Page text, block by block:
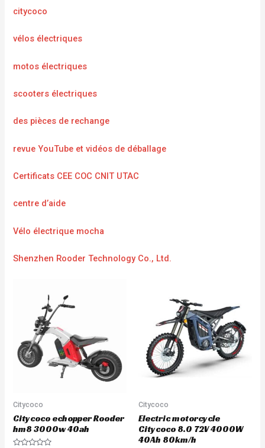
citycoco
vélos électriques
motos électriques
scooters électriques
des pièces de rechange
revue YouTube et vidéos de déballage
Certificats CEE COC CNIT UTAC
centre d’aide
Vélo électrique mocha
Shenzhen Rooder Technology Co., Ltd.
Citycoco
Citycoco echopper Rooder
hm8 3000w 40ah
Citycoco
Electric motorcycle
Citycoco 8.0 72V 4000W
40Ah 80km/h